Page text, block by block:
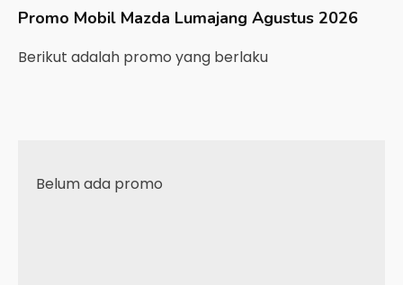
Promo Mobil Mazda Lumajang Agustus 2026
Berikut adalah promo yang berlaku
Belum ada promo